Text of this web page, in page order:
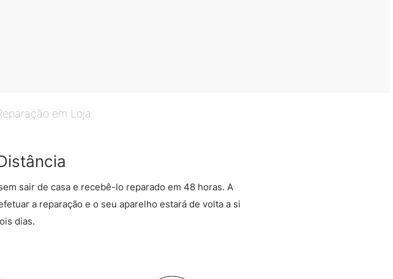
em Loja
sair de casa e recebê-lo reparado em 48 horas. A
a reparação e o seu aparelho estará de volta a si
dias.